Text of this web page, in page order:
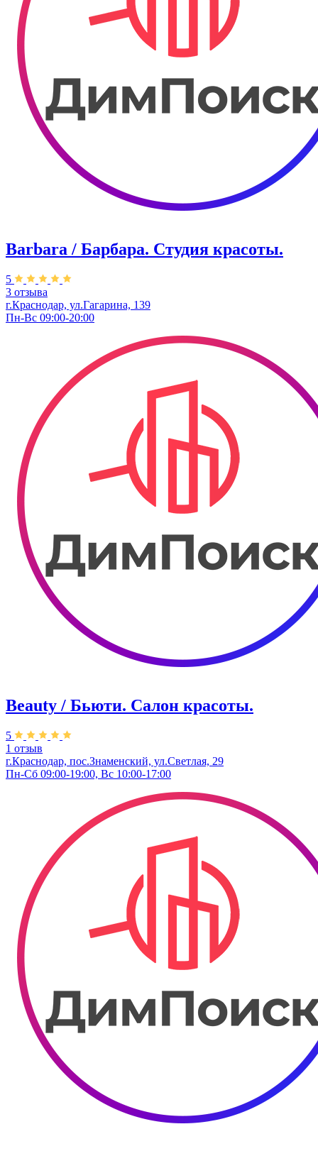
Barbara / Барбара. Студия красоты.
5
3 отзыва
г.Краснодар, ул.Гагарина, 139
Пн-Вс 09:00-20:00
Beauty / Бьюти. Салон красоты.
5
1 отзыв
г.Краснодар, пос.Знаменский, ул.Светлая, 29
Пн-Сб 09:00-19:00, Вс 10:00-17:00